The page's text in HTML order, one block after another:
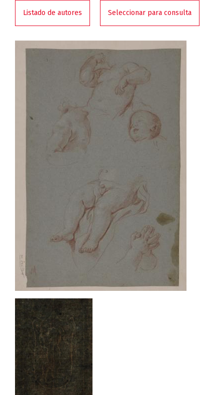
Listado de autores Seleccionar para consulta